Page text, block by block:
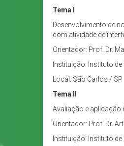
Tema I
Desenvolvimento de
com atividade de
Orientador: Prof. Dr.
Instituição: Instituto
Local: São Carlos / SP
Tema II
Avaliação e aplicação
Orientador: Prof. Dr.
Instituição: Instituto